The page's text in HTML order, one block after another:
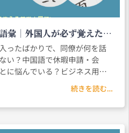
彙｜外国人が必ず覚えたい
国語
ったばかりで、同僚が何を話
い？中国語で休暇申請・会
に悩んでいる？ビジネス用中
ることは、職場コミュニケー
続きを読む...